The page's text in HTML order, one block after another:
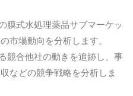
膜式水処理薬品サブマーケッ
市場動向を分析します。
競合他社の動きを追跡し、事
などの競争戦略を分析しま